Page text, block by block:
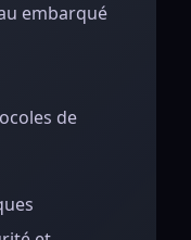
embarqué
de